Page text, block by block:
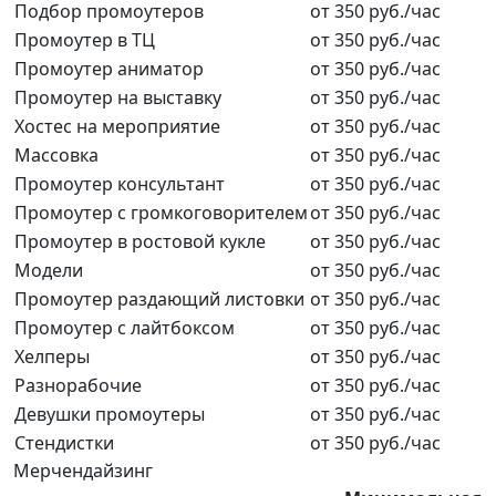
Подбор промоутеров
от 350 руб./час
Промоутер в ТЦ
от 350 руб./час
Промоутер аниматор
от 350 руб./час
Промоутер на выставку
от 350 руб./час
Хостес на мероприятие
от 350 руб./час
Массовка
от 350 руб./час
Промоутер консультант
от 350 руб./час
Промоутер с громкоговорителемот 350 руб./час
Промоутер в ростовой кукле
от 350 руб./час
Модели
от 350 руб./час
Промоутер раздающий листовки от 350 руб./час
Промоутер с лайтбоксом
от 350 руб./час
Хелперы
от 350 руб./час
Разнорабочие
от 350 руб./час
Девушки промоутеры
от 350 руб./час
Стендистки
от 350 руб./час
Мерчендайзинг